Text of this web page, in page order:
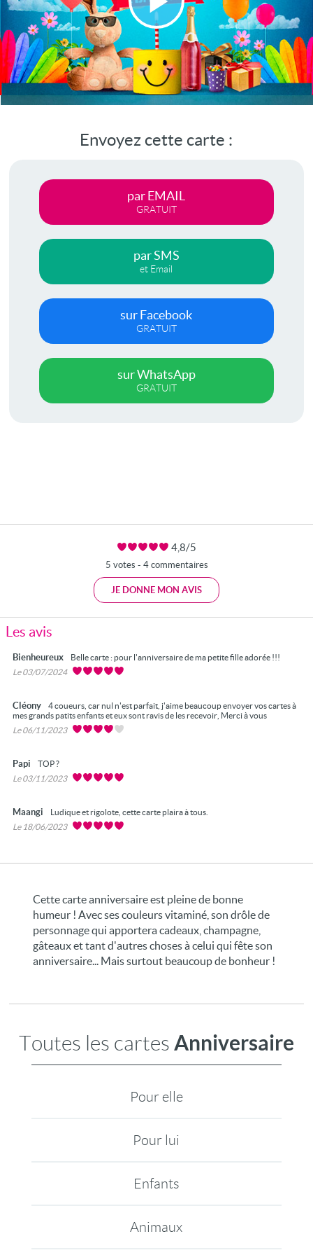
Lire
la
vidéo
Envoyez cette carte :
par EMAIL
GRATUIT
par SMS
et Email
sur Facebook
GRATUIT
sur WhatsApp
GRATUIT
4,8/5
5 votes - 4 commentaires
JE DONNE MON AVIS
Les avis
Bienheureux
Belle carte : pour l'anniversaire de ma petite fille adorée !!!
Le 03/07/2024
Cléony
4 coueurs, car nul n'est parfait, j'aime beaucoup envoyer vos cartes à
mes grands patits enfants et eux sont ravis de les recevoir, Merci à vous
Le 06/11/2023
Papi
TOP ?
Le 03/11/2023
Maangi
Ludique et rigolote, cette carte plaira à tous.
Le 18/06/2023
Cette carte anniversaire est pleine de bonne
humeur ! Avec ses couleurs vitaminé, son drôle de
personnage qui apportera cadeaux, champagne,
gâteaux et tant d'autres choses à celui qui fête son
anniversaire... Mais surtout beaucoup de bonheur !
Toutes les cartes Anniversaire
Pour elle
Pour lui
Enfants
Animaux